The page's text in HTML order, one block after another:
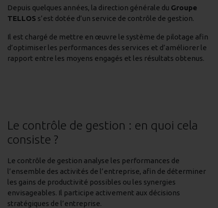
Depuis quelques années, la direction générale du Groupe
TELLOS s’est dotée d’un service de contrôle de gestion.
Il est chargé de mettre en œuvre le système de pilotage afin
d’optimiser les performances des services et d’améliorer le
rapport entre les moyens engagés et les résultats obtenus.
Le contrôle de gestion : en quoi cela
consiste ?
Le contrôle de gestion analyse les performances de
l’ensemble des activités de l’entreprise, afin de déterminer
les gains de productivité possibles ou les synergies
envisageables. Il participe activement aux décisions
stratégiques de l’entreprise.